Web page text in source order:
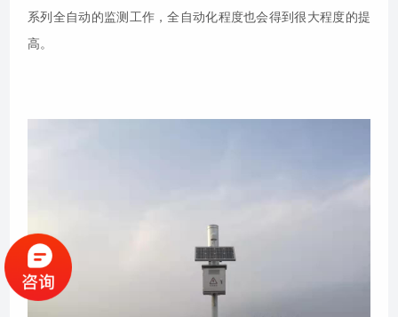
系列全自动的监测工作，全自动化程度也会得到很大程度的提
高。